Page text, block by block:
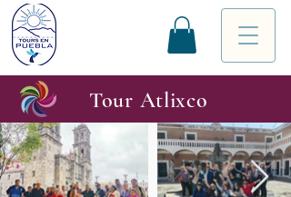
Tour Atlixco